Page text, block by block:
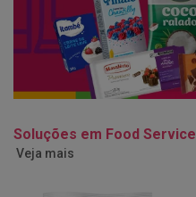
Soluções em Food Service
Veja mais